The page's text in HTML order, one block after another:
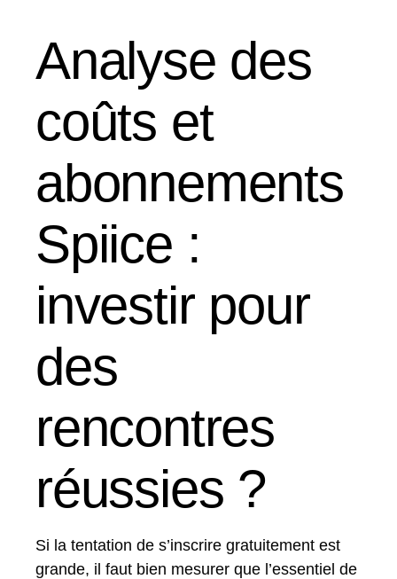
Analyse des
coûts et
abonnements
Spiice :
investir pour
des
rencontres
réussies ?
Si la tentation de s’inscrire gratuitement est
grande, il faut bien mesurer que l’essentiel de